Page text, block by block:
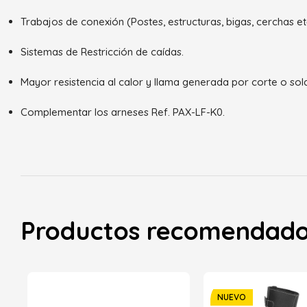
Trabajos de conexión (Postes, estructuras, bigas, cerchas
Sistemas de Restricción de caídas.
Mayor resistencia al calor y llama generada por corte o
Complementar los arneses Ref. PAX-LF-K0.
Productos
NUEVO